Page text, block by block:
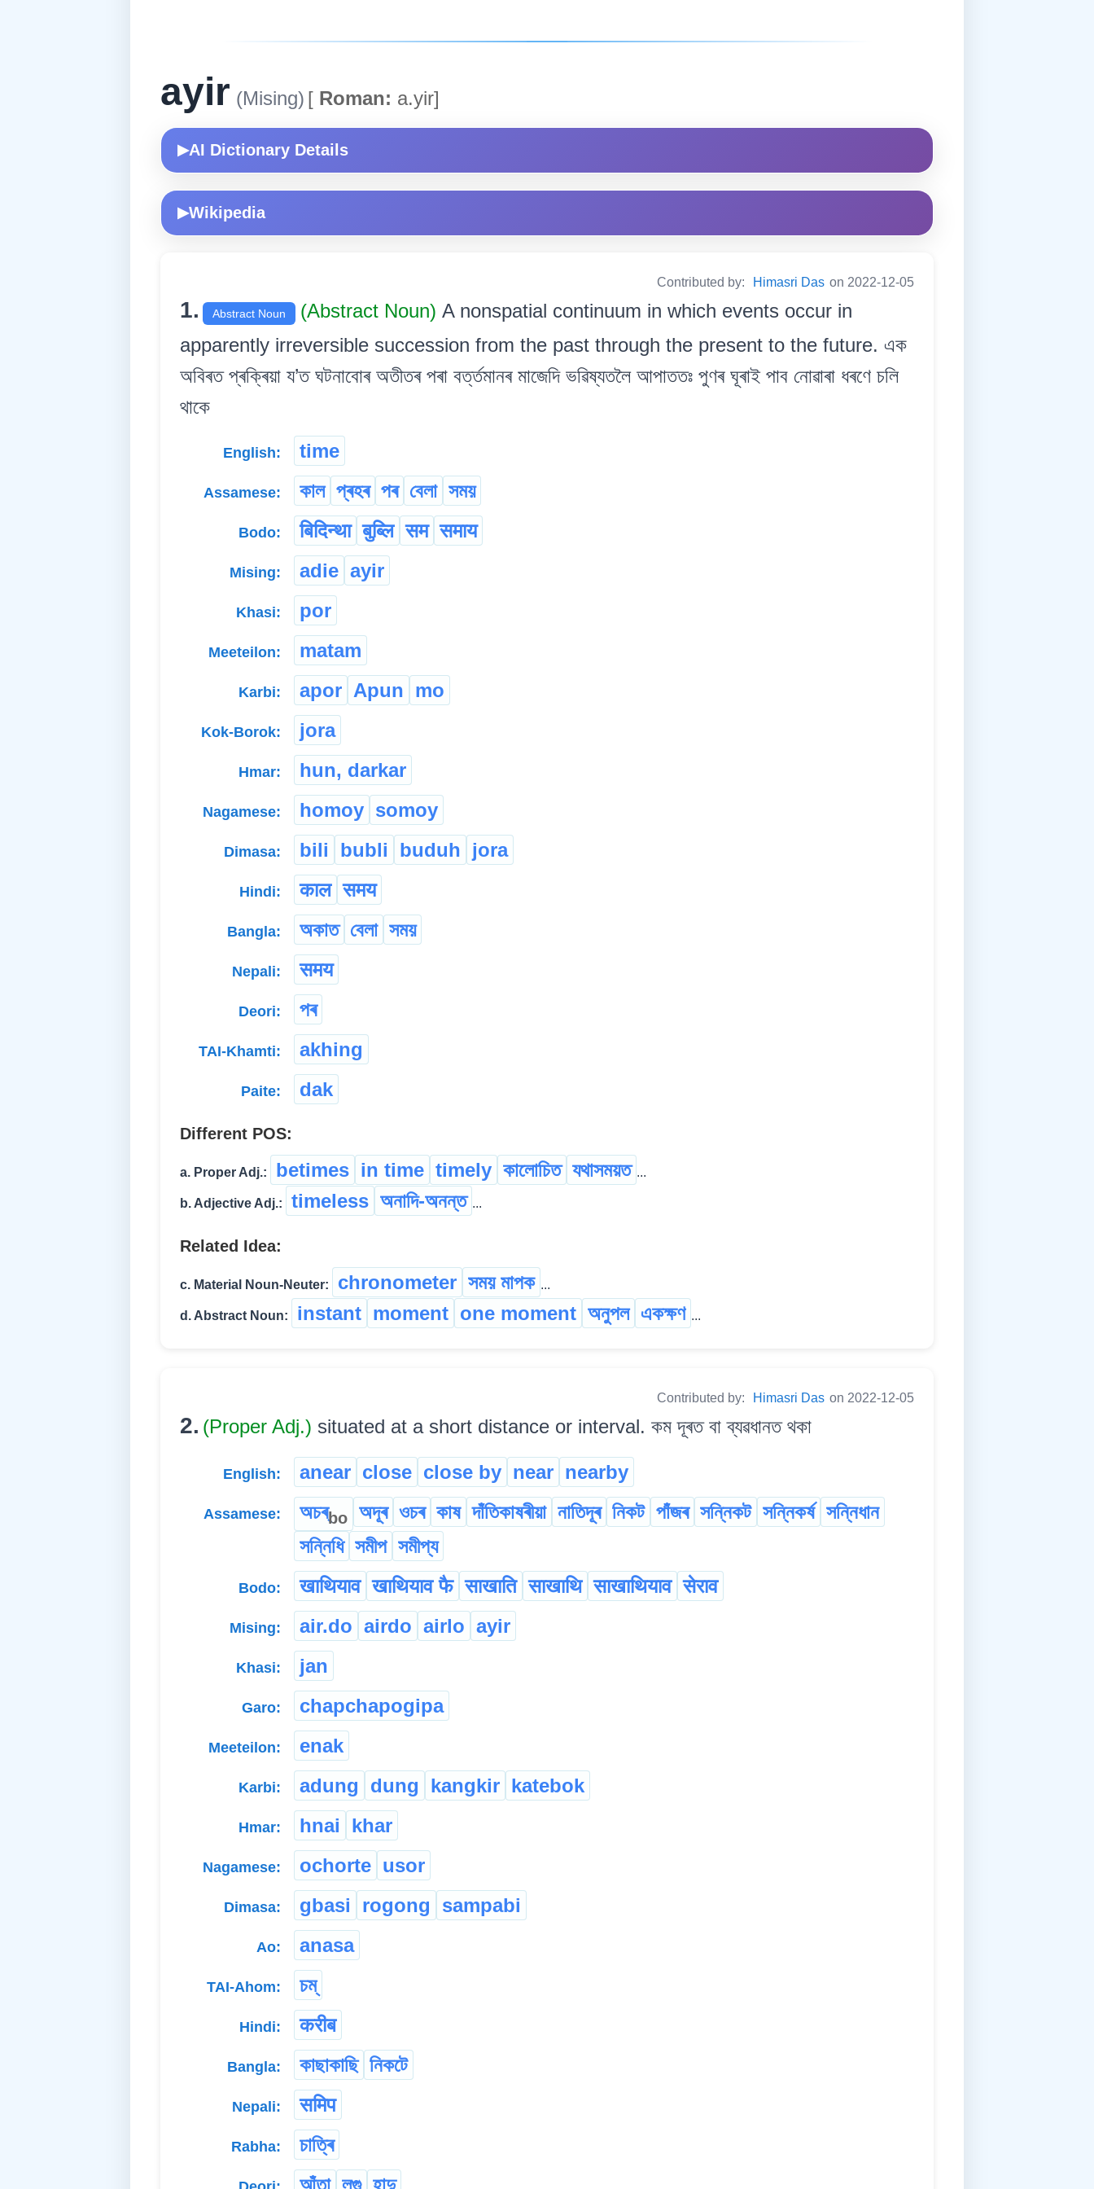
ayir (Mising) [ Roman: a.yir]
▶AI Dictionary Details
▶Wikipedia
Contributed by: Himasri Das on 2022-12-05
1. Abstract Noun (Abstract Noun) A nonspatial continuum in which events occur in
apparently irreversible succession from the past through the present to the future. এক
অবিৰত প্ৰক্ৰিয়া য’ত ঘটনাবোৰ অতীতৰ পৰা বৰ্ত্তমানৰ মাজেদি ভৱিষ্যতলৈ আপাততঃ পুণৰ ঘূৰাই পাব নোৱাৰা ধৰণে চলি
থাকে
English: time
Assamese: কাল প্ৰহৰ পৰ বেলা সময়
Bodo: बिदिन्था बुब्लि सम समाय
Mising: adie ayir
Khasi: por
Meeteilon: matam
Karbi: apor Apun mo
Kok-Borok: jora
Hmar: hun, darkar
Nagamese: homoy somoy
Dimasa: bili bubli buduh jora
Hindi: काल समय
Bangla: অকাত বেলা সময়
Nepali: समय
Deori: পৰ
TAI-Khamti: akhing
Paite: dak
Different POS:
a. Proper Adj.: betimes in time timely কালোচিত যথাসময়ত ...
b. Adjective Adj.: timeless অনাদি-অনন্ত ...
Related Idea:
c. Material Noun-Neuter: chronometer সময় মাপক ...
d. Abstract Noun: instant moment one moment অনুপল একক্ষণ ...
Contributed by: Himasri Das on 2022-12-05
2. (Proper Adj.) situated at a short distance or interval. কম দূৰত বা ব্যৱধানত থকা
English: anear close close by near nearby
Assamese: অচৰ্bo অদূৰ ওচৰ কাষ দাঁতিকাষৰীয়া নাতিদূৰ নিকট পাঁজৰ সন্নিকট সন্নিকৰ্ষ সন্নিধান
সন্নিধি সমীপ সমীপ্য
Bodo: खाथियाव खाथियाव फै साखाति साखाथि साखाथियाव सेराव
Mising: air.do airdo airlo ayir
Khasi: jan
Garo: chapchapogipa
Meeteilon: enak
Karbi: adung dung kangkir katebok
Hmar: hnai khar
Nagamese: ochorte usor
Dimasa: gbasi rogong sampabi
Ao: anasa
TAI-Ahom: চম্
Hindi: करीब
Bangla: কাছাকাছি নিকটে
Nepali: समिप
Rabha: চাত্ৰি
আঁতা লুগু হাদু